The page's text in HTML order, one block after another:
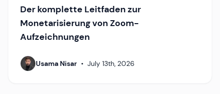
Der komplette Leitfaden zur
Monetarisierung von Zoom-
Aufzeichnungen
Usama Nisar • July 13th, 2026